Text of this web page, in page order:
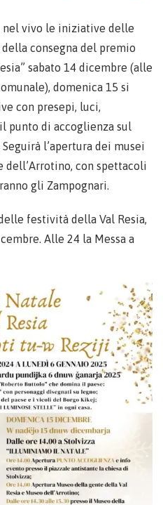
nel vivo le iniziative delle
consegna del premio
sabato 14 dicembre (alle
domenica 15 si
con presepi, luci,
punto di accoglienza sul
l’apertura dei musei
dell’Arrotino, con spettacoli
gli Zampognari.
festività della Val Resia,
Alle 24 la Messa a